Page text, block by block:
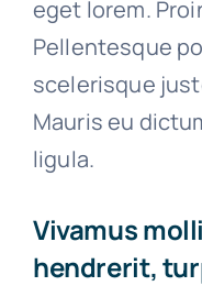
eget lorem.
Pellentesque
scelerisque
Mauris eu
ligula.
Vivamus
hendrerit,